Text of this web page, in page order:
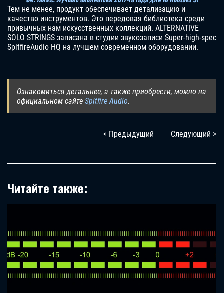
Тем не менее, продукт обеспечивает детализацию и
качество инструментов. Это передовая библиотека среди
привычных нам искусственных коллекций. ALTERNATIVE
SOLO STRINGS записана в студии звукозаписи Super-high-spec
SpitfireAudio HQ на лучшем современном оборудовании.
Ознакомиться детальнее, а также приобрести, можно на
официальном сайте Spitfire Audio.
< Предыдущий Следующий >
Читайте также: